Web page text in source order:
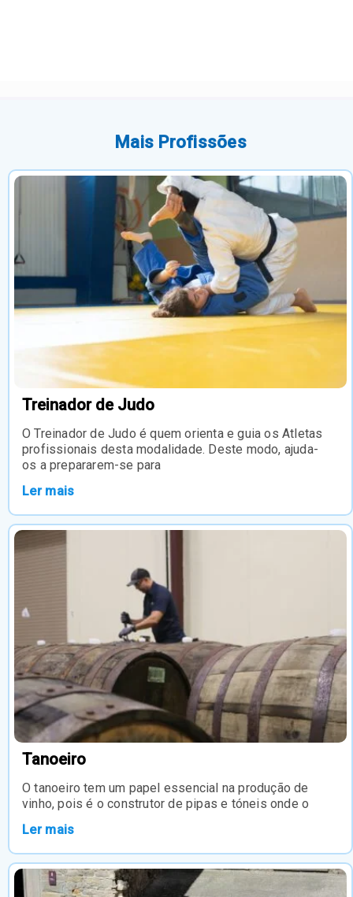
Mais Profissões
Treinador de Judo
O Treinador de Judo é quem orienta e guia os Atletas
profissionais desta modalidade. Deste modo, ajuda-
os a prepararem-se para
Ler mais
Tanoeiro
O tanoeiro tem um papel essencial na produção de
vinho, pois é o construtor de pipas e tóneis onde o
Ler mais